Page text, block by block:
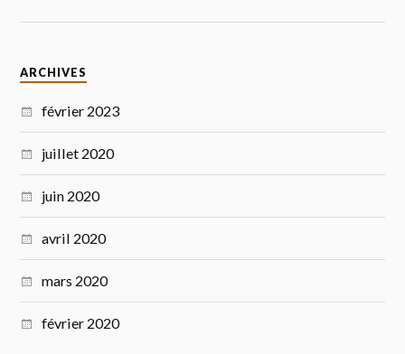
ARCHIVES
février 2023
juillet 2020
juin 2020
avril 2020
mars 2020
février 2020